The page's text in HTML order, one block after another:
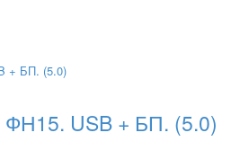
USB + БП. (5.0)